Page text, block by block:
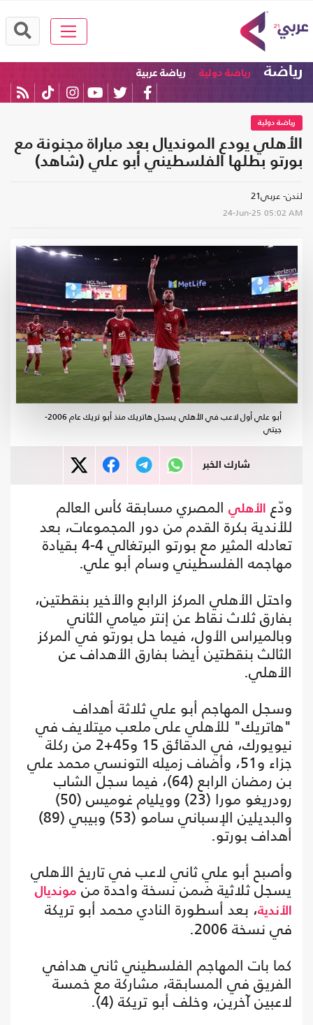
رياضة رياضة دولية رياضة عربية
رياضة دولية
الأهلي يودع المونديال بعد مباراة مجنونة مع
بورتو بطلها الفلسطيني أبو علي (شاهد)
لندن- عربي21
24-Jun-25 05:02 AM
أبو علي أول لاعب في الأهلي يسجل هاتريك منذ أبو تريك عام 2006-
جيتي
شارك الخبر
ودّع الأهلي المصري مسابقة كأس العالم
للأندية بكرة القدم من دور المجموعات، بعد
تعادله المثير مع بورتو البرتغالي 4-4 بقيادة
مهاجمه الفلسطيني وسام أبو علي.
واحتل الأهلي المركز الرابع والأخير بنقطتين،
بفارق ثلاث نقاط عن إنتر ميامي الثاني
وبالميراس الأول، فيما حل بورتو في المركز
الثالث بنقطتين أيضا بفارق الأهداف عن
الأهلي.
وسجل المهاجم أبو علي ثلاثة أهداف
"هاتريك" للأهلي على ملعب ميتلايف في
نيويورك، في الدقائق 15 و45+2 من ركلة
جزاء و51، وأضاف زميله التونسي محمد علي
بن رمضان الرابع (64)، فيما سجل الشاب
رودريغو مورا (23) وويليام غوميس (50)
والبديلين الإسباني سامو (53) وبيبي (89)
أهداف بورتو.
وأصبح أبو علي ثاني لاعب في تاريخ الأهلي
يسجل ثلاثية ضمن نسخة واحدة من مونديال
الأندية، بعد أسطورة النادي محمد أبو تريكة
في نسخة 2006.
كما بات المهاجم الفلسطيني ثاني هدافي
الفريق في المسابقة، مشاركة مع خمسة
لاعبين آخرين، وخلف أبو تريكة (4).